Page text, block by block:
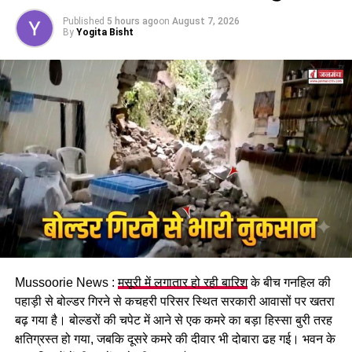
मजदूरी का प्रावधान भी किया गया है।
पढ़े धामी कैबिनेट के प्रमुख फैसले
GST संशोधित अध्यादेश को मंजूरी।
नैनीताल हाईकोर्ट के लिए हल्द्वानी गौलापार में 30 हेक्टेयर जमीन
देने का फैसला।
Published 5 hours agoon August 7, 2026
By Yogita Bisht
Mussoorie News :मसूरी में लगातार हो रही बारिशके बीच गनहिल की
पहाड़ी से बोल्डर गिरने से कचहरी परिसर स्थित सरकारी आवासों पर खतरा
बढ़ गया है। बोल्डरों की चपेट में आने से एक कमरे का बड़ा हिस्सा बुरी तरह
क्षतिग्रस्त हो गया, जबकि दूसरे कमरे की दीवार भी दोबारा ढह गई। भवन के